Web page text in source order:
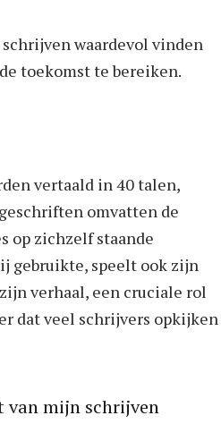
waardevol vinden
toekomst te bereiken.
vertaald in 40 talen,
omvatten de
op zichzelf staande
gebruikte, speelt ook zijn
verhaal, een cruciale rol
dat veel schrijvers opkijken
van mijn schrijven